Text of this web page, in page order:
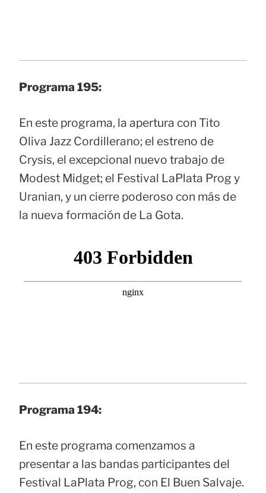
Programa 195:
En este programa, la apertura con Tito
Oliva Jazz Cordillerano; el estreno de
Crysis, el excepcional nuevo trabajo de
Modest Midget; el Festival LaPlata Prog y
Uranian, y un cierre poderoso con más de
la nueva formación de La Gota.
Programa 194:
En este programa comenzamos a
presentar a las bandas participantes del
Festival LaPlata Prog, con El Buen Salvaje.